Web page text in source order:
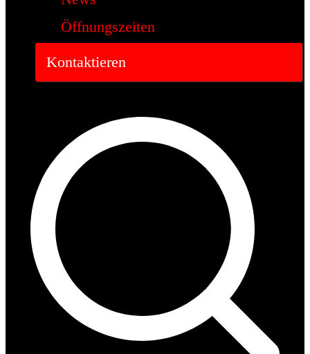
Öffnungszeiten
Kontaktieren